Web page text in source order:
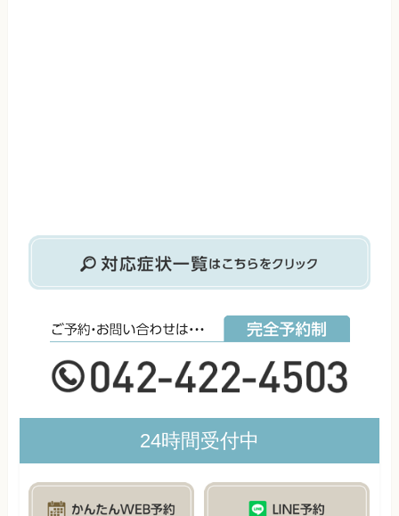
24時間受付中